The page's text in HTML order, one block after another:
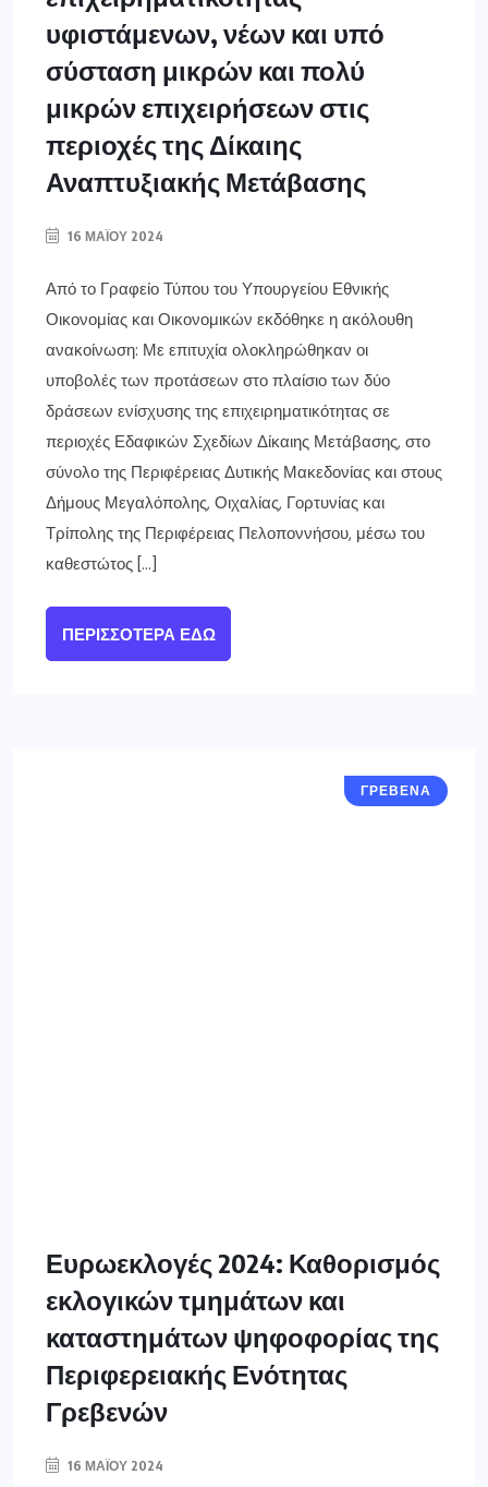
υφιστάμενων, νέων και υπό
σύσταση μικρών και πολύ
μικρών επιχειρήσεων στις
περιοχές της Δίκαιης
Αναπτυξιακής Μετάβασης
16 ΜΑΪ́ΟΥ 2024
Από το Γραφείο Τύπου του Υπουργείου Εθνικής
Οικονομίας και Οικονομικών εκδόθηκε η ακόλουθη
ανακοίνωση: Με επιτυχία ολοκληρώθηκαν οι
υποβολές των προτάσεων στο πλαίσιο των δύο
δράσεων ενίσχυσης της επιχειρηματικότητας σε
περιοχές Εδαφικών Σχεδίων Δίκαιης Μετάβασης, στο
σύνολο της Περιφέρειας Δυτικής Μακεδονίας και στους
Δήμους Μεγαλόπολης, Οιχαλίας, Γορτυνίας και
Τρίπολης της Περιφέρειας Πελοποννήσου, μέσω του
καθεστώτος […]
ΠΕΡΙΣΣΌΤΕΡΑ ΕΔΏ
ΓΡΕΒΕΝΑ
Ευρωεκλογές 2024: Καθορισμός
εκλογικών τμημάτων και
καταστημάτων ψηφοφορίας της
Περιφερειακής Ενότητας
Γρεβενών
16 ΜΑΪ́ΟΥ 2024